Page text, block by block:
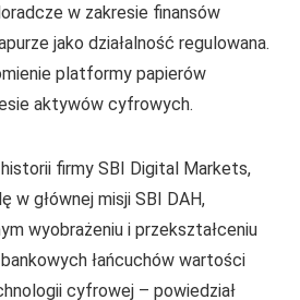
w zakresie finansów
jako działalność regulowana.
platformy papierów
aktywów cyfrowych.
firmy SBI Digital Markets,
w głównej misji SBI DAH,
wyobrażeniu i przekształceniu
łańcuchów wartości
cyfrowej – powiedział